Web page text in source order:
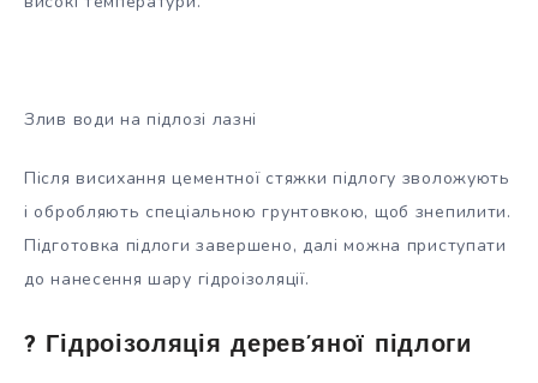
Злив води на підлозі лазні
Після висихання цементної стяжки підлогу зволожують
і обробляють спеціальною грунтовкою, щоб знепилити.
Підготовка підлоги завершено, далі можна приступати
до нанесення шару гідроізоляції.
? Гідроізоляція дерев’яної підлоги